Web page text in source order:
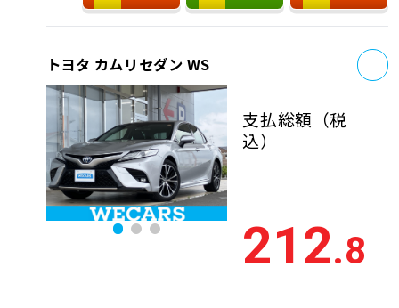
トヨタ カムリセダン WS
支払総額 （税
込）
212.8